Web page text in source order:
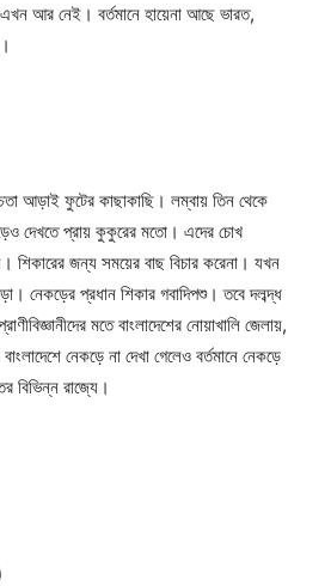
আর নেই। বর্তমানে হায়েনা আছে ভারত,
আড়াই ফুটের কাছাকাছি। লম্বায় তিন থেকে
দেখতে প্রায় কুকুরের মতো। এদের চোখ
শিকারের জন্য সময়ের বাছ বিচার করেনা। যখন
নেকড়ের প্রধান শিকার গবাদিপশু। তবে দলব্দ্ধ
মতে বাংলাদেশের নোয়াখালি জেলায়,
নেকড়ে না দেখা গেলেও বর্তমানে নেকড়ে
বিভিন্ন রাজ্যে।